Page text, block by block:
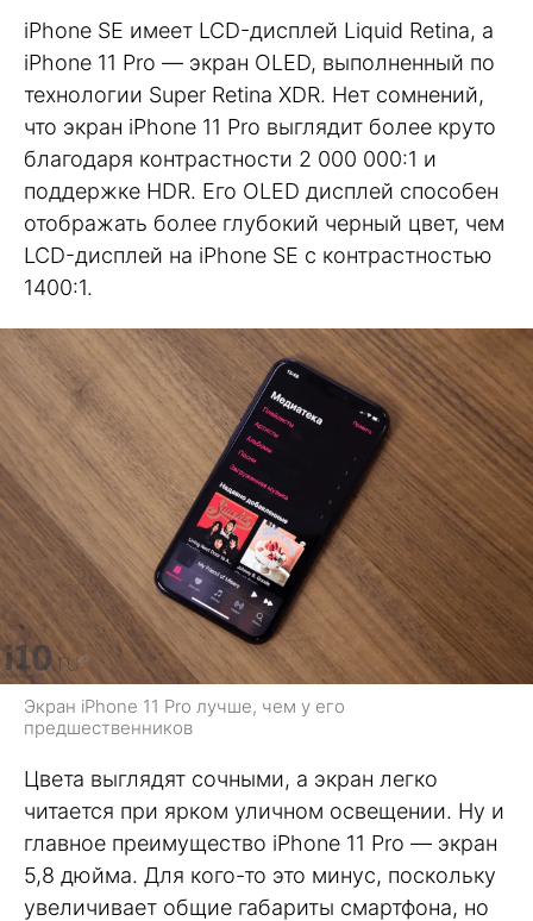
iPhone SE имеет LCD-дисплей Liquid Retina, а
iPhone 11 Pro — экран OLED, выполненный по
технологии Super Retina XDR. Нет сомнений,
что экран iPhone 11 Pro выглядит более круто
благодаря контрастности 2 000 000:1 и
поддержке HDR. Его OLED дисплей способен
отображать более глубокий черный цвет, чем
LCD-дисплей на iPhone SE с контрастностью
1400:1.
Экран iPhone 11 Pro лучше, чем у его
предшественников
Цвета выглядят сочными, а экран легко
читается при ярком уличном освещении. Ну и
главное преимущество iPhone 11 Pro — экран
5,8 дюйма. Для кого-то это минус, поскольку
увеличивает общие габариты смартфона, но